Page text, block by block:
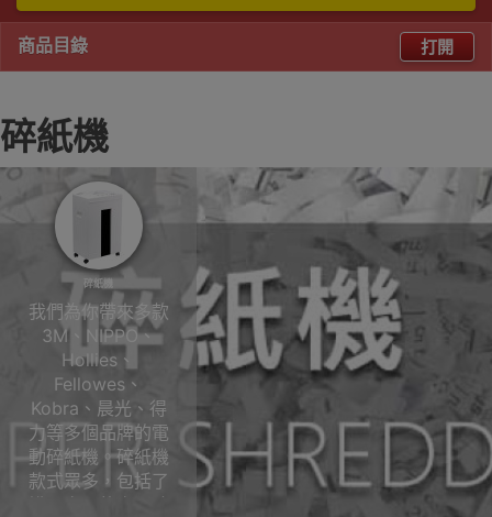
商品目錄 打開
碎紙機
碎紙機
我們為你帶來多款
3M、NIPPO、
Hollies、
Fellowes、
Kobra、晨光、得
力等多個品牌的電
動碎紙機。碎紙機
款式眾多，包括了
辨公室用的商用碎